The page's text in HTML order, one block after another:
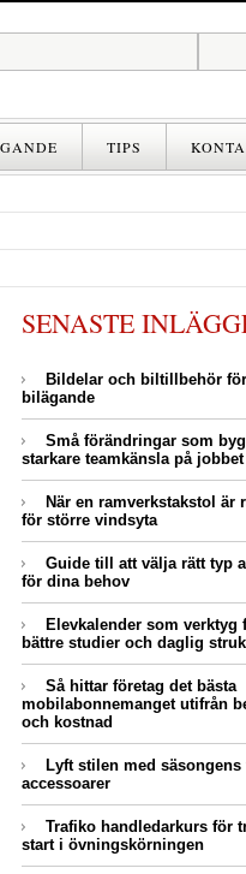
TIPS
SENASTE
Bildelar och biltillbehör
bilägande
Små förändringar som
starkare teamkänsla på jobbet
När en ramverkstakstol är
för större vindsyta
Guide till att välja rätt typ
för dina behov
Elevkalender som verktyg
bättre studier och daglig
Så hittar företag det bästa
mobilabonnemanget utifrån
och kostnad
Lyft stilen med säsongens
accessoarer
Trafiko handledarkurs för
start i övningskörningen